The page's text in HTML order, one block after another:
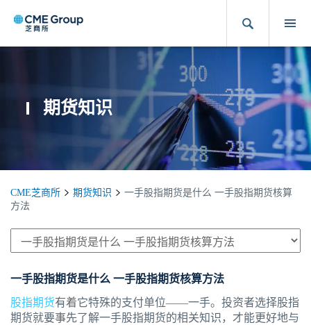
期货知识
CME芝商所 期货知识
一手股指期货是什么 一手股指期货核算
方法
一手股指期货是什么 一手股指期货核算方法
股指期货有着它特殊的支付单位——一手。投资者选择股指
期货就要事先了解一手股指期货的相关知识，才能更好地与